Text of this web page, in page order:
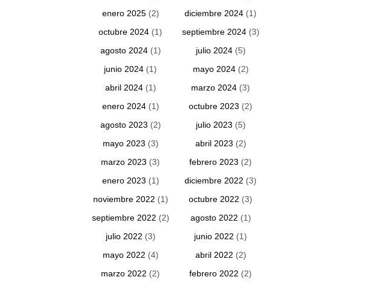
enero 2025(2) diciembre 2024 (1)
octubre 2024 (1) septiembre 2024(3)
agosto 2024(1) julio 2024(5)
junio 2024 (1) mayo 2024(2)
abril 2024(1) marzo 2024 (3)
enero 2024(1) octubre 2023 (2)
agosto 2023 (2) julio 2023 (5)
mayo 2023 (3) abril 2023 (2)
marzo 2023 (3) febrero 2023 (2)
enero 2023 (1) diciembre 2022 (3)
noviembre 2022 (1) octubre 2022 (3)
septiembre 2022 (2) agosto 2022 (1)
julio 2022 (3) junio 2022 (1)
mayo 2022 (4) abril 2022 (2)
marzo 2022 (2) febrero 2022 (2)